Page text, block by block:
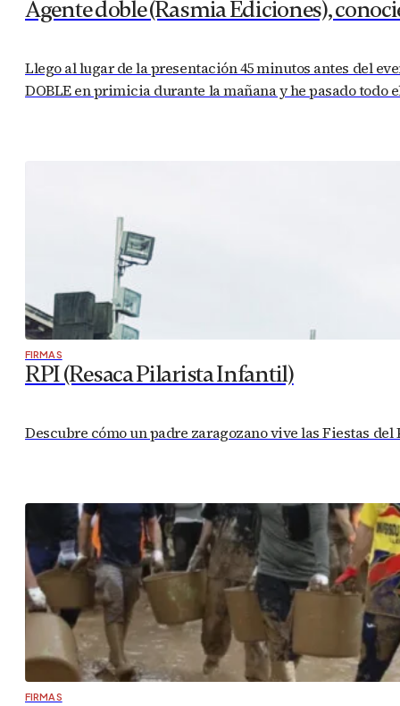
Agente doble (Rasmia Ediciones),
Llego al lugar de la presentación 45 minutos antes del
DOBLE en primicia durante la mañana y he pasado
FIRMAS
RPI (Resaca Pilarista Infantil)
Descubre cómo un padre zaragozano vive las Fiestas
FIRMAS